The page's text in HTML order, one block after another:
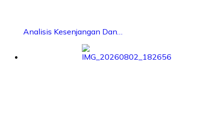
Analisis Kesenjangan Dan…